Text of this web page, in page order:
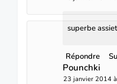
superbe
Répondre
Pounchki
23 janvier 2014